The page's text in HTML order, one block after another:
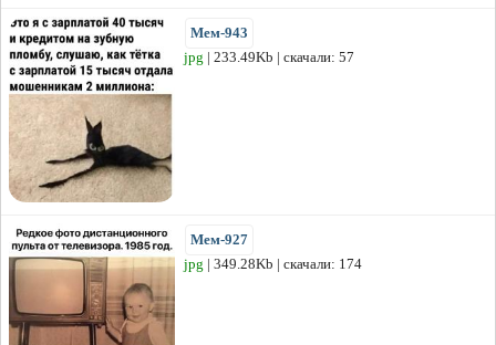
Мем-943
jpg | 233.49Kb | скачали: 57
Мем-927
jpg | 349.28Kb | скачали: 174